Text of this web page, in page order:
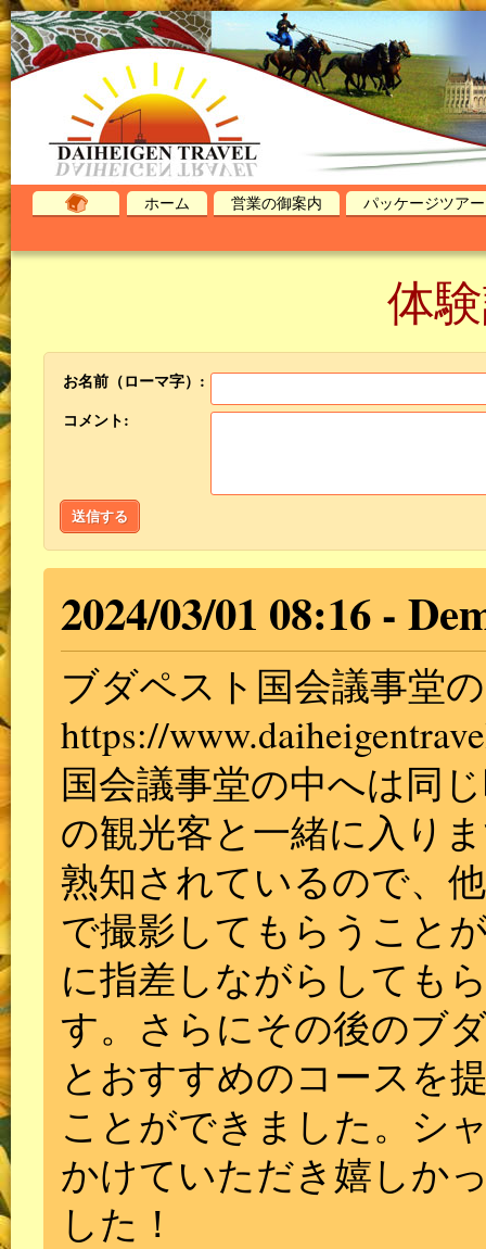
ホーム 営業の御案内 パッケージツアー
体
お名前（ローマ字）:
コメント:
送信する
2024/03/01 08:16
ブダペスト国会議事堂
https://
国会議事堂の中へは同
の観光客と一緒に入り
熟知されているので、
で撮影してもらうこと
に指差しながらしても
す。さらにその後のブ
とおすすめのコースを
ことができました。シ
かけていただき嬉しか
した！